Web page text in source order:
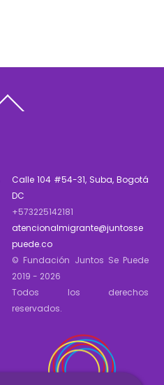
To
Calle 104 #54-31, Suba, Bogotá
DC
+573225142181
atencionalmigrante@juntosse
puede.co
© Fundación Juntos Se Puede
2019 - 2026
Todos los derechos
reservados.